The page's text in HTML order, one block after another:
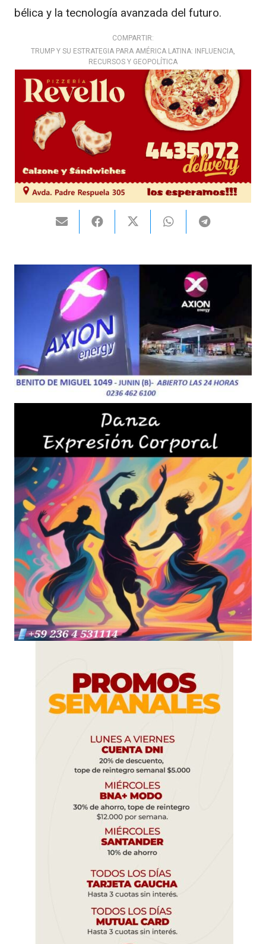
bélica y la tecnología avanzada del futuro.
COMPARTIR:
TRUMP Y SU ESTRATEGIA PARA AMÉRICA LATINA: INFLUENCIA,
RECURSOS Y GEOPOLÍTICA